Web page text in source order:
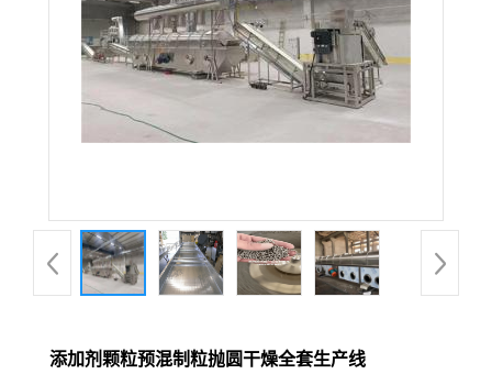
添加剂颗粒预混制粒抛圆干燥全套生产线